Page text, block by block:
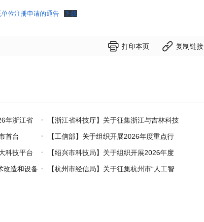
位注册申请的通告 下载
 打印本页  复制链接
年浙江省
【浙江省科技厅】关于征集浙江与吉林科技
创新对口合作事项的通知
首台
【工信部】关于组织开展2026年度重点行
业能效、碳效领跑者企业推荐工作的通知
科技平台
）项目指南
【绍兴市科技局】关于组织开展2026年度
市级概念验证中心申报工作的通知
改造和设备
【杭州市经信局】关于征集杭州市“人工智